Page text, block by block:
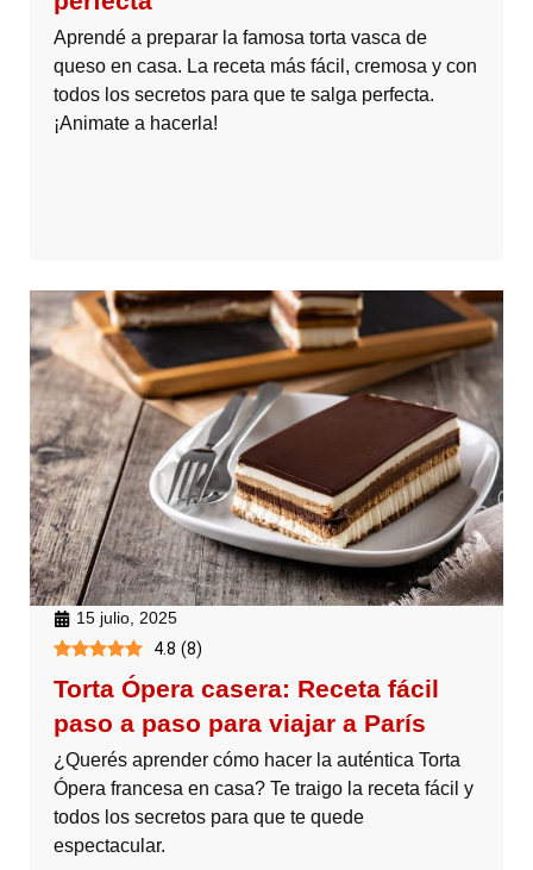
Aprendé a preparar la famosa torta vasca de
queso en casa. La receta más fácil, cremosa y con
todos los secretos para que te salga perfecta.
¡Animate a hacerla!
15 julio, 2025
4.8 (8)
Torta Ópera casera: Receta fácil
paso a paso para viajar a París
¿Querés aprender cómo hacer la auténtica Torta
Ópera francesa en casa? Te traigo la receta fácil y
todos los secretos para que te quede
espectacular.